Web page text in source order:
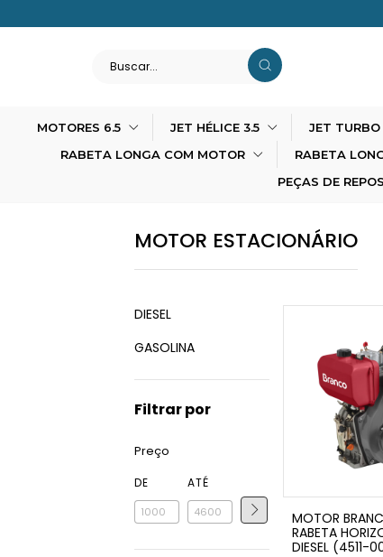
MOTORES 6.5 JET HÉLICE 3.5 JET TURBO
RABETA LONGA COM MOTOR
RABETA
PEÇAS DE
MOTOR ESTACIONÁRIO
DIESEL
GASOLINA
Filtrar por
Preço
DE ATÉ
MOTOR
RABETA
DIESEL (4511-